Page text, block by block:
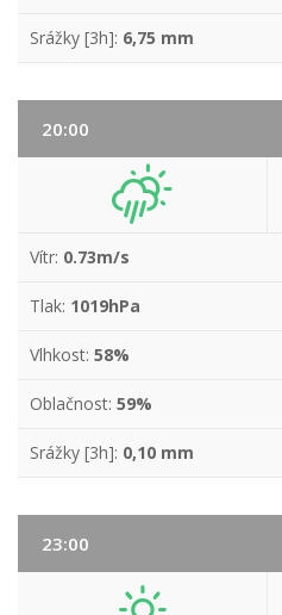
Srážky [3h]: 6,75 mm
20:00
Vítr: 0.73m/s
Tlak: 1019hPa
Vlhkost: 58%
Oblačnost: 59%
Srážky [3h]: 0,10 mm
23:00